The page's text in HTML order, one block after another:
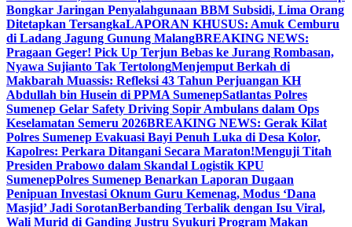
Bongkar Jaringan Penyalahgunaan BBM Subsidi, Lima Orang
Ditetapkan TersangkaLAPORAN KHUSUS: Amuk Cemburu
di Ladang Jagung Gunung MalangBREAKING NEWS:
Pragaan Geger! Pick Up Terjun Bebas ke Jurang Rombasan,
Nyawa Sujianto Tak TertolongMenjemput Berkah di
Makbarah Muassis: Refleksi 43 Tahun Perjuangan KH
Abdullah bin Husein di PPMA SumenepSatlantas Polres
Sumenep Gelar Safety Driving Sopir Ambulans dalam Ops
Keselamatan Semeru 2026BREAKING NEWS: Gerak Kilat
Polres Sumenep Evakuasi Bayi Penuh Luka di Desa Kolor,
Kapolres: Perkara Ditangani Secara Maraton!Menguji Titah
Presiden Prabowo dalam Skandal Logistik KPU
SumenepPolres Sumenep Benarkan Laporan Dugaan
Penipuan Investasi Oknum Guru Kemenag, Modus ‘Dana
Masjid’ Jadi SorotanBerbanding Terbalik dengan Isu Viral,
Wali Murid di Ganding Justru Syukuri Program Makan